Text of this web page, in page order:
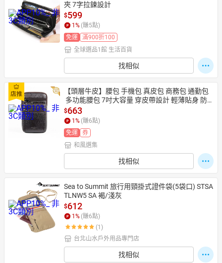
夾 7字拉鍊設計
$599
1 % (賺5點)
免運
滿900折100
全球選品1館 生活百貨
找相似
【頭層牛皮】腰包 手機包 真皮包 商務包 通勤包
多功能腰包 7吋大容量 穿皮帶設計 輕薄貼身 防
刮耐磨 男士必備
$663
1 % (賺6點)
免運
券
和風選集
找相似
Sea to Summit 旅行用頸掛式證件袋(5袋口) STSA
TLNW5 SA 褐/淺灰
$612
1 % (賺6點)
(1)
台北山水戶外用品專門店
找相似